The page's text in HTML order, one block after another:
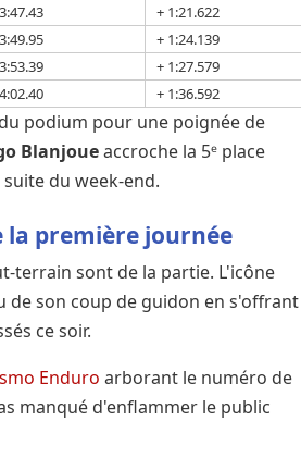
+ 1:21.622
+ 1:24.139
+ 1:27.579
+ 1:36.592
podium pour une poignée de
Blanjoueaccroche la 5ᵉ place
du week-end.
première journée
terrain sont de la partie. L'icône
son coup de guidon en s'offrant
ce soir.
Enduro arborant le numéro de
manqué d'enflammer le public